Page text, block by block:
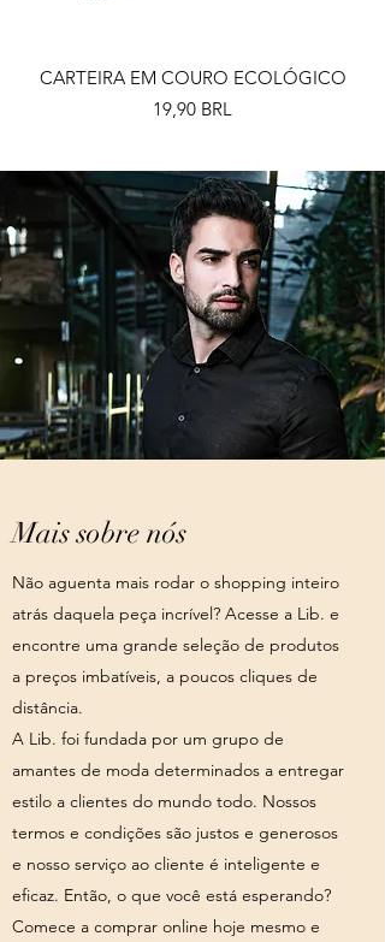
CARTEIRA EM COURO ECOLÓGICO
Precio
19,90 BRL
Mais sobre nós
Não aguenta mais rodar o shopping inteiro
atrás daquela peça incrível? Acesse a Lib. e
encontre uma grande seleção de produtos
a preços imbatíveis, a poucos cliques de
distância.
A Lib. foi fundada por um grupo de
amantes de moda determinados a entregar
estilo a clientes do mundo todo. Nossos
termos e condições são justos e generosos
e nosso serviço ao cliente é inteligente e
eficaz. Então, o que você está esperando?
Comece a comprar online hoje mesmo e